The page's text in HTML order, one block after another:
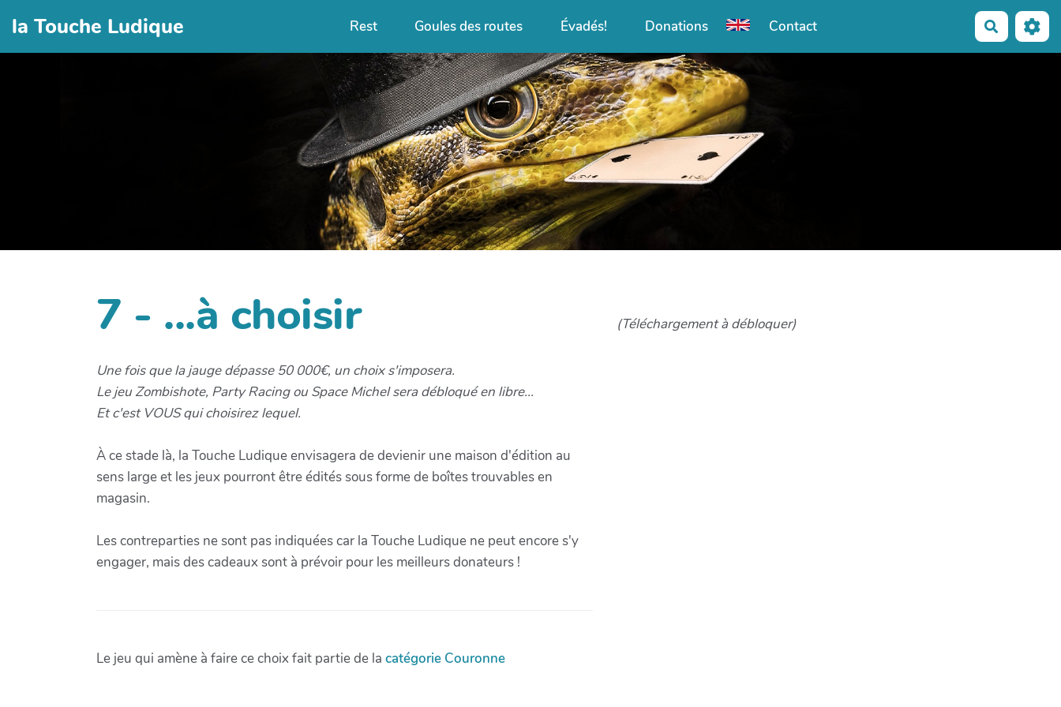
la Touche Ludique Rest Goules des routes Évadés! Donations Contact
7 - ...à choisir
Une fois que la jauge dépasse 50 000€, un choix s'imposera.
Le jeu Zombishote, Party Racing ou Space Michel sera débloqué en libre...
Et c'est VOUS qui choisirez lequel.
À ce stade là, la Touche Ludique envisagera de devienir une maison d'édition au
sens large et les jeux pourront être édités sous forme de boîtes trouvables en
magasin.
Les contreparties ne sont pas indiquées car la Touche Ludique ne peut encore s'y
engager, mais des cadeaux sont à prévoir pour les meilleurs donateurs !
Le jeu qui amène à faire ce choix fait partie de la catégorie Couronne
(Téléchargement à débloquer)